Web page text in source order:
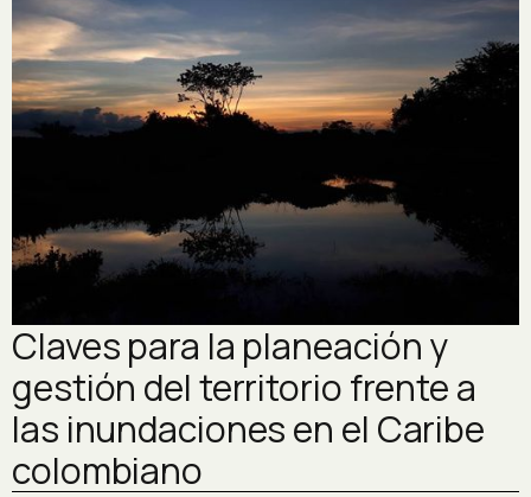
Claves para la planeación y
gestión del territorio frente a
las inundaciones en el Caribe
colombiano